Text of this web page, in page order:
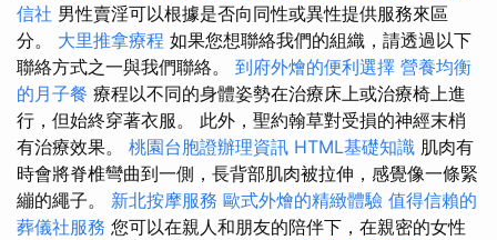
信社 男性賣淫可以根據是否向同性或異性提供服務來區
分。 大里推拿療程 如果您想聯絡我們的組織，請透過以下
聯絡方式之一與我們聯絡。 到府外燴的便利選擇 營養均衡
的月子餐 療程以不同的身體姿勢在治療床上或治療椅上進
行，但始終穿著衣服。 此外，聖約翰草對受損的神經末梢
有治療效果。 桃園台胞證辦理資訊 HTML基礎知識 肌肉有
時會將脊椎彎曲到一側，長背部肌肉被拉伸，感覺像一條緊
繃的繩子。 新北按摩服務 歐式外燴的精緻體驗 值得信賴的
葬儀社服務 您可以在親人和朋友的陪伴下，在親密的女性